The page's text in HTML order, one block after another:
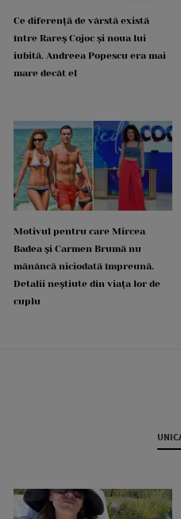
Ce diferență de vârstă există
între Rareș Cojoc și noua lui
iubită. Andreea Popescu era mai
mare decât el
Motivul pentru care Mircea
Badea și Carmen Brumă nu
mănâncă niciodată împreună.
Detalii neștiute din viața lor de
cuplu